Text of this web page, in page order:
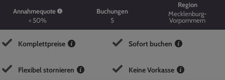
Annahmequote
< 50%
Buchungen
5
Region
Mecklenburg-
Vorpommern
Komplettpreise Sofort buchen
Flexibel stornieren Keine Vorkasse